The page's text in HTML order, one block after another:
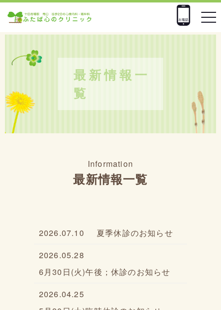
n
v
最新情報一
覧
Information
最新情報一覧
2026.07.10
夏季休診のお知らせ
2026.05.28
6月30日(火)午後；休診のお知らせ
2026.04.25